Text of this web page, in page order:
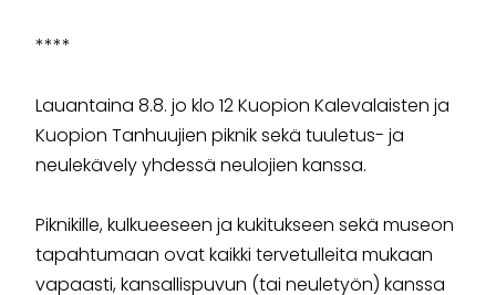
****
Lauantaina 8.8. jo klo 12 Kuopion Kalevalaisten ja
Kuopion Tanhuujien piknik sekä tuuletus- ja
neulekävely yhdessä neulojien kanssa.
Piknikille, kulkueeseen ja kukitukseen sekä museon
tapahtumaan ovat kaikki tervetulleita mukaan
vapaasti, kansallispuvun (tai neuletyön) kanssa